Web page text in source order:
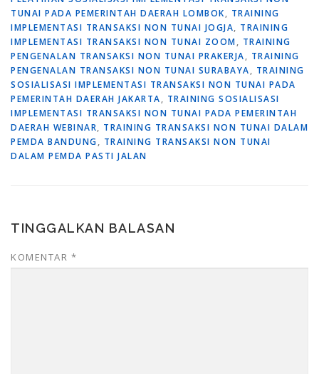
TUNAI PADA PEMERINTAH DAERAH LOMBOK, TRAINING
IMPLEMENTASI TRANSAKSI NON TUNAI JOGJA, TRAINING
IMPLEMENTASI TRANSAKSI NON TUNAI ZOOM, TRAINING
PENGENALAN TRANSAKSI NON TUNAI PRAKERJA, TRAINING
PENGENALAN TRANSAKSI NON TUNAI SURABAYA, TRAINING
SOSIALISASI IMPLEMENTASI TRANSAKSI NON TUNAI PADA
PEMERINTAH DAERAH JAKARTA, TRAINING SOSIALISASI
IMPLEMENTASI TRANSAKSI NON TUNAI PADA PEMERINTAH
DAERAH WEBINAR, TRAINING TRANSAKSI NON TUNAI DALAM
PEMDA BANDUNG, TRAINING TRANSAKSI NON TUNAI
DALAM PEMDA PASTI JALAN
TINGGALKAN BALASAN
KOMENTAR *